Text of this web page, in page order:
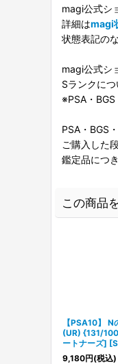
magi公式シ
詳細はmagi
状態表記の
magi公式シ
Sランクに
※PSA・BGS
PSA・BGS
ご購入した
鑑定品につ
この商品
【PSA10】
(UR) {131/
ートナーズ]
9,180円(税込)